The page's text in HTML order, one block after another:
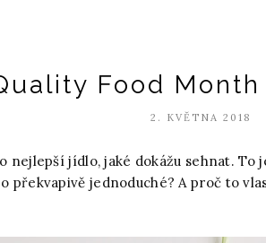
Food
2. KVĚTNA 2018
nejlepší jídlo, jaké dokážu sehnat. To
překvapivě jednoduché? A proč to